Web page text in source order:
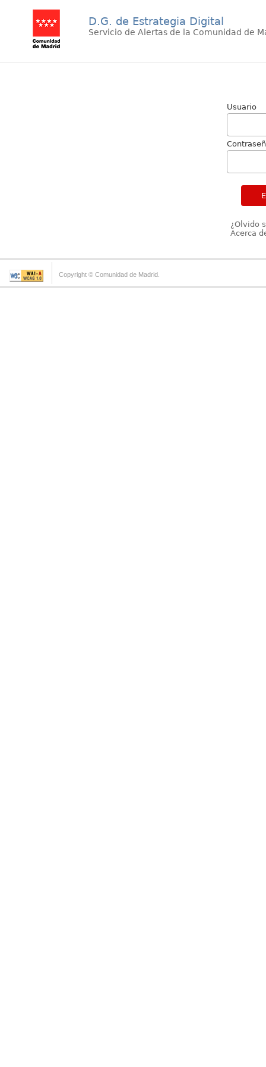
D.G. de Estrategia Digital
Servicio de Alertas de la Comunidad de
Usuario
¿Olvido
Acerca
Copyright © Comunidad de Madrid.